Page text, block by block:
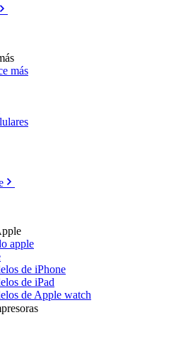
más
apple
de iPhone
de iPad
de Apple watch